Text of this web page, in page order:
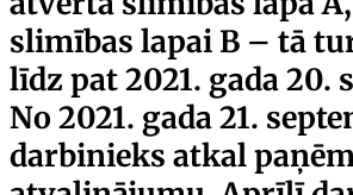
slimības lapai B – tā
līdz pat 2021. gada 20.
No 2021. gada 21.
darbinieks atkal